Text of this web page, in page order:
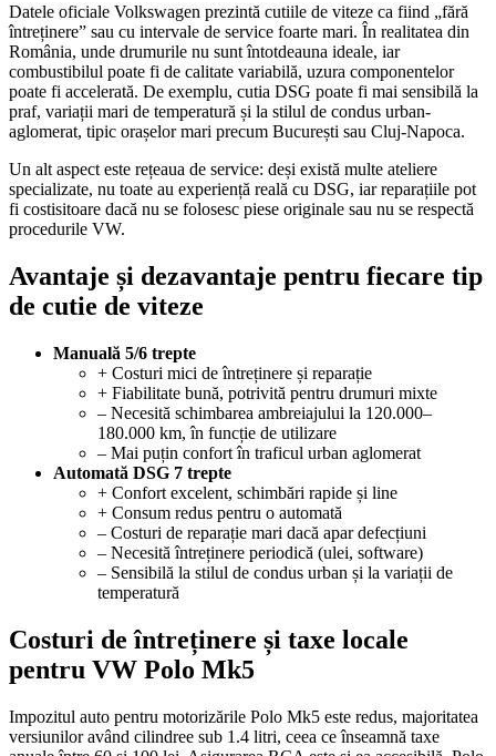
Datele oficiale Volkswagen prezintă cutiile de viteze ca fiind „fără
întreținere” sau cu intervale de service foarte mari. În realitatea din
România, unde drumurile nu sunt întotdeauna ideale, iar
combustibilul poate fi de calitate variabilă, uzura componentelor
poate fi accelerată. De exemplu, cutia DSG poate fi mai sensibilă la
praf, variații mari de temperatură și la stilul de condus urban-
aglomerat, tipic orașelor mari precum București sau Cluj-Napoca.
Un alt aspect este rețeaua de service: deși există multe ateliere
specializate, nu toate au experiență reală cu DSG, iar reparațiile pot
fi costisitoare dacă nu se folosesc piese originale sau nu se respectă
procedurile VW.
Avantaje și dezavantaje pentru fiecare tip
de cutie de viteze
Manuală 5/6 trepte
+ Costuri mici de întreținere și reparație
+ Fiabilitate bună, potrivită pentru drumuri mixte
– Necesită schimbarea ambreiajului la 120.000–
180.000 km, în funcție de utilizare
– Mai puțin confort în traficul urban aglomerat
Automată DSG 7 trepte
+ Confort excelent, schimbări rapide și line
+ Consum redus pentru o automată
– Costuri de reparație mari dacă apar defecțiuni
– Necesită întreținere periodică (ulei, software)
– Sensibilă la stilul de condus urban și la variații de
temperatură
Costuri de întreținere și taxe locale
pentru VW Polo Mk5
Impozitul auto pentru motorizările Polo Mk5 este redus, majoritatea
versiunilor având cilindree sub 1.4 litri, ceea ce înseamnă taxe